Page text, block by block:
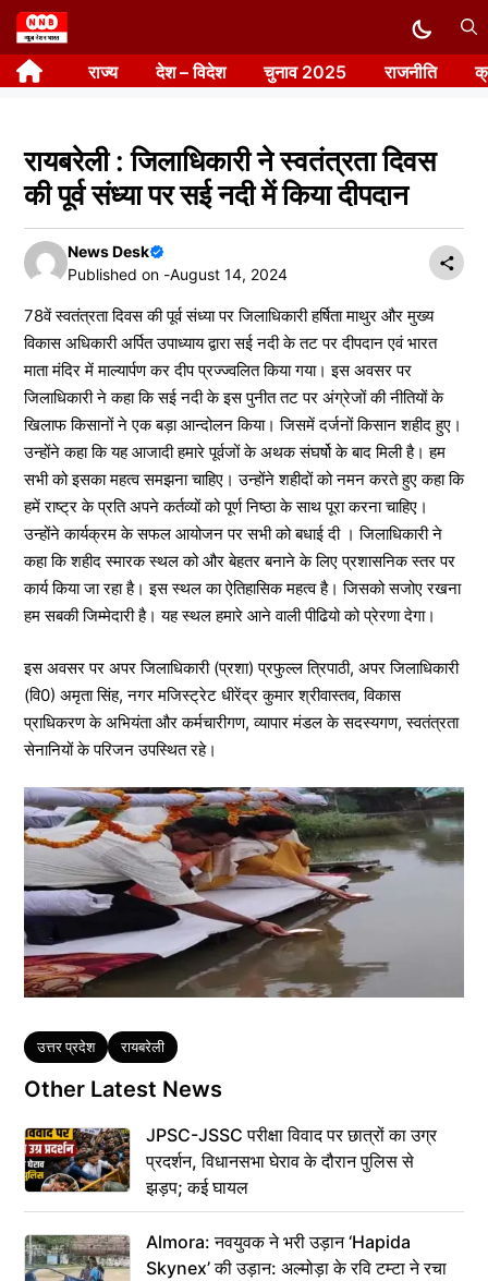
Skip
to
content राज्य देश – विदेश चुनाव 2025 राजनीति
रायबरेली : जिलाधिकारी ने स्वतंत्रता दिवस
की पूर्व संध्या पर सई नदी में किया दीपदान
News Desk
Published on -August 14, 2024
78वें स्वतंत्रता दिवस की पूर्व संध्या पर जिलाधिकारी हर्षिता माथुर और मुख्य
विकास अधिकारी अर्पित उपाध्याय द्वारा सई नदी के तट पर दीपदान एवं भारत
माता मंदिर में माल्यार्पण कर दीप प्रज्ज्वलित किया गया। इस अवसर पर
जिलाधिकारी ने कहा कि सई नदी के इस पुनीत तट पर अंग्रेजों की नीतियों के
खिलाफ किसानों ने एक बड़ा आन्दोलन किया। जिसमें दर्जनों किसान शहीद हुए।
उन्होंने कहा कि यह आजादी हमारे पूर्वजों के अथक संघर्षो के बाद मिली है। हम
सभी को इसका महत्व समझना चाहिए। उन्होंने शहीदों को नमन करते हुए कहा कि
हमें राष्ट्र के प्रति अपने कर्तव्यों को पूर्ण निष्ठा के साथ पूरा करना चाहिए।
उन्होंने कार्यक्रम के सफल आयोजन पर सभी को बधाई दी । जिलाधिकारी ने
कहा कि शहीद स्मारक स्थल को और बेहतर बनाने के लिए प्रशासनिक स्तर पर
कार्य किया जा रहा है। इस स्थल का ऐतिहासिक महत्व है। जिसको सजोए रखना
हम सबकी जिम्मेदारी है। यह स्थल हमारे आने वाली पीढियो को प्रेरणा देगा।
इस अवसर पर अपर जिलाधिकारी (प्रशा) प्रफुल्ल त्रिपाठी, अपर जिलाधिकारी
(वि0) अमृता सिंह, नगर मजिस्ट्रेट धीरेंद्र कुमार श्रीवास्तव, विकास
प्राधिकरण के अभियंता और कर्मचारीगण, व्यापार मंडल के सदस्यगण, स्वतंत्रता
सेनानियों के परिजन उपस्थित रहे।
Tags
उत्तर प्रदेश रायबरेली
Other Latest News
JPSC-JSSC परीक्षा विवाद पर छात्रों का उग्र
प्रदर्शन, विधानसभा घेराव के दौरान पुलिस से
झड़प; कई घायल
Almora: नवयुवक ने भरी उड़ान ‘Hapida
Skynex’ की उड़ान: अल्मोड़ा के रवि टम्टा ने रचा